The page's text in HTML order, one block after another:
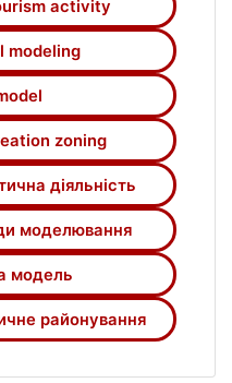
activity
modeling
zoning
діяльність
моделювання
модель
районування